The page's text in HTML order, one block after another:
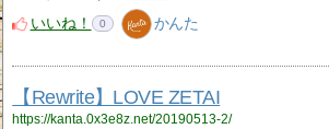
いいね！
0 かんた
【Rewrite】LOVE ZETAI
https://kanta.0x3e8z.net/20190513-2/